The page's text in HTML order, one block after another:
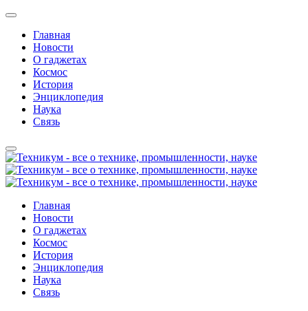
Главная
Новости
О гаджетах
Космос
История
Энциклопедия
Наука
Связь
Главная
Новости
О гаджетах
Космос
История
Энциклопедия
Наука
Связь